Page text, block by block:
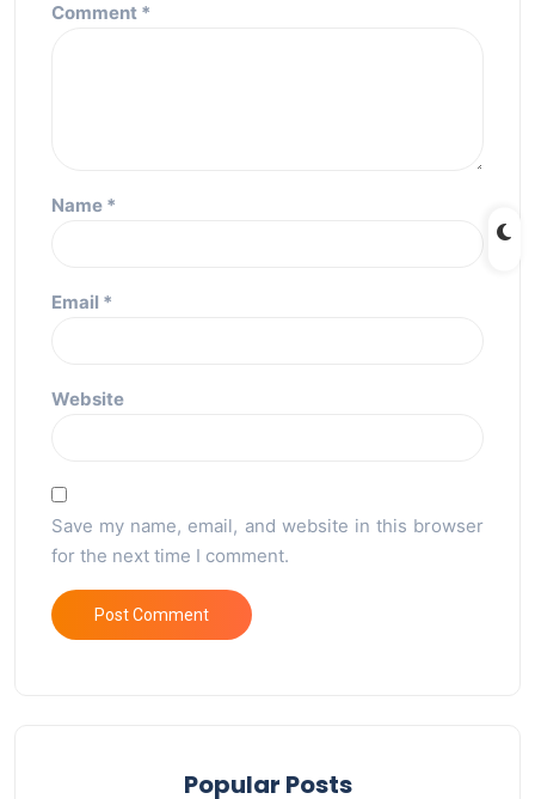
Comment *
Name *
Email *
Website
Save my name, email, and website in this browser
for the next time I comment.
Popular Posts